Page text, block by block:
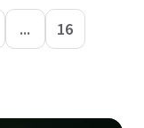
... 16